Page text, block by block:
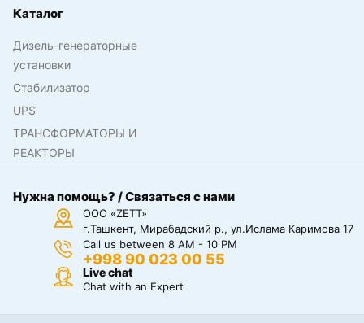
Каталог
Дизель-генераторные
установки
Стабилизатор
UPS
ТРАНСФОРМАТОРЫ И
РЕАКТОРЫ
Нужна помощь? / Связаться с нами
ООО «ZETT»
г.Ташкент, Мирабадский р., ул.Ислама Каримова 17
Call us between 8 AM - 10 PM
+998 90 023 00 55
Live chat
Chat with an Expert